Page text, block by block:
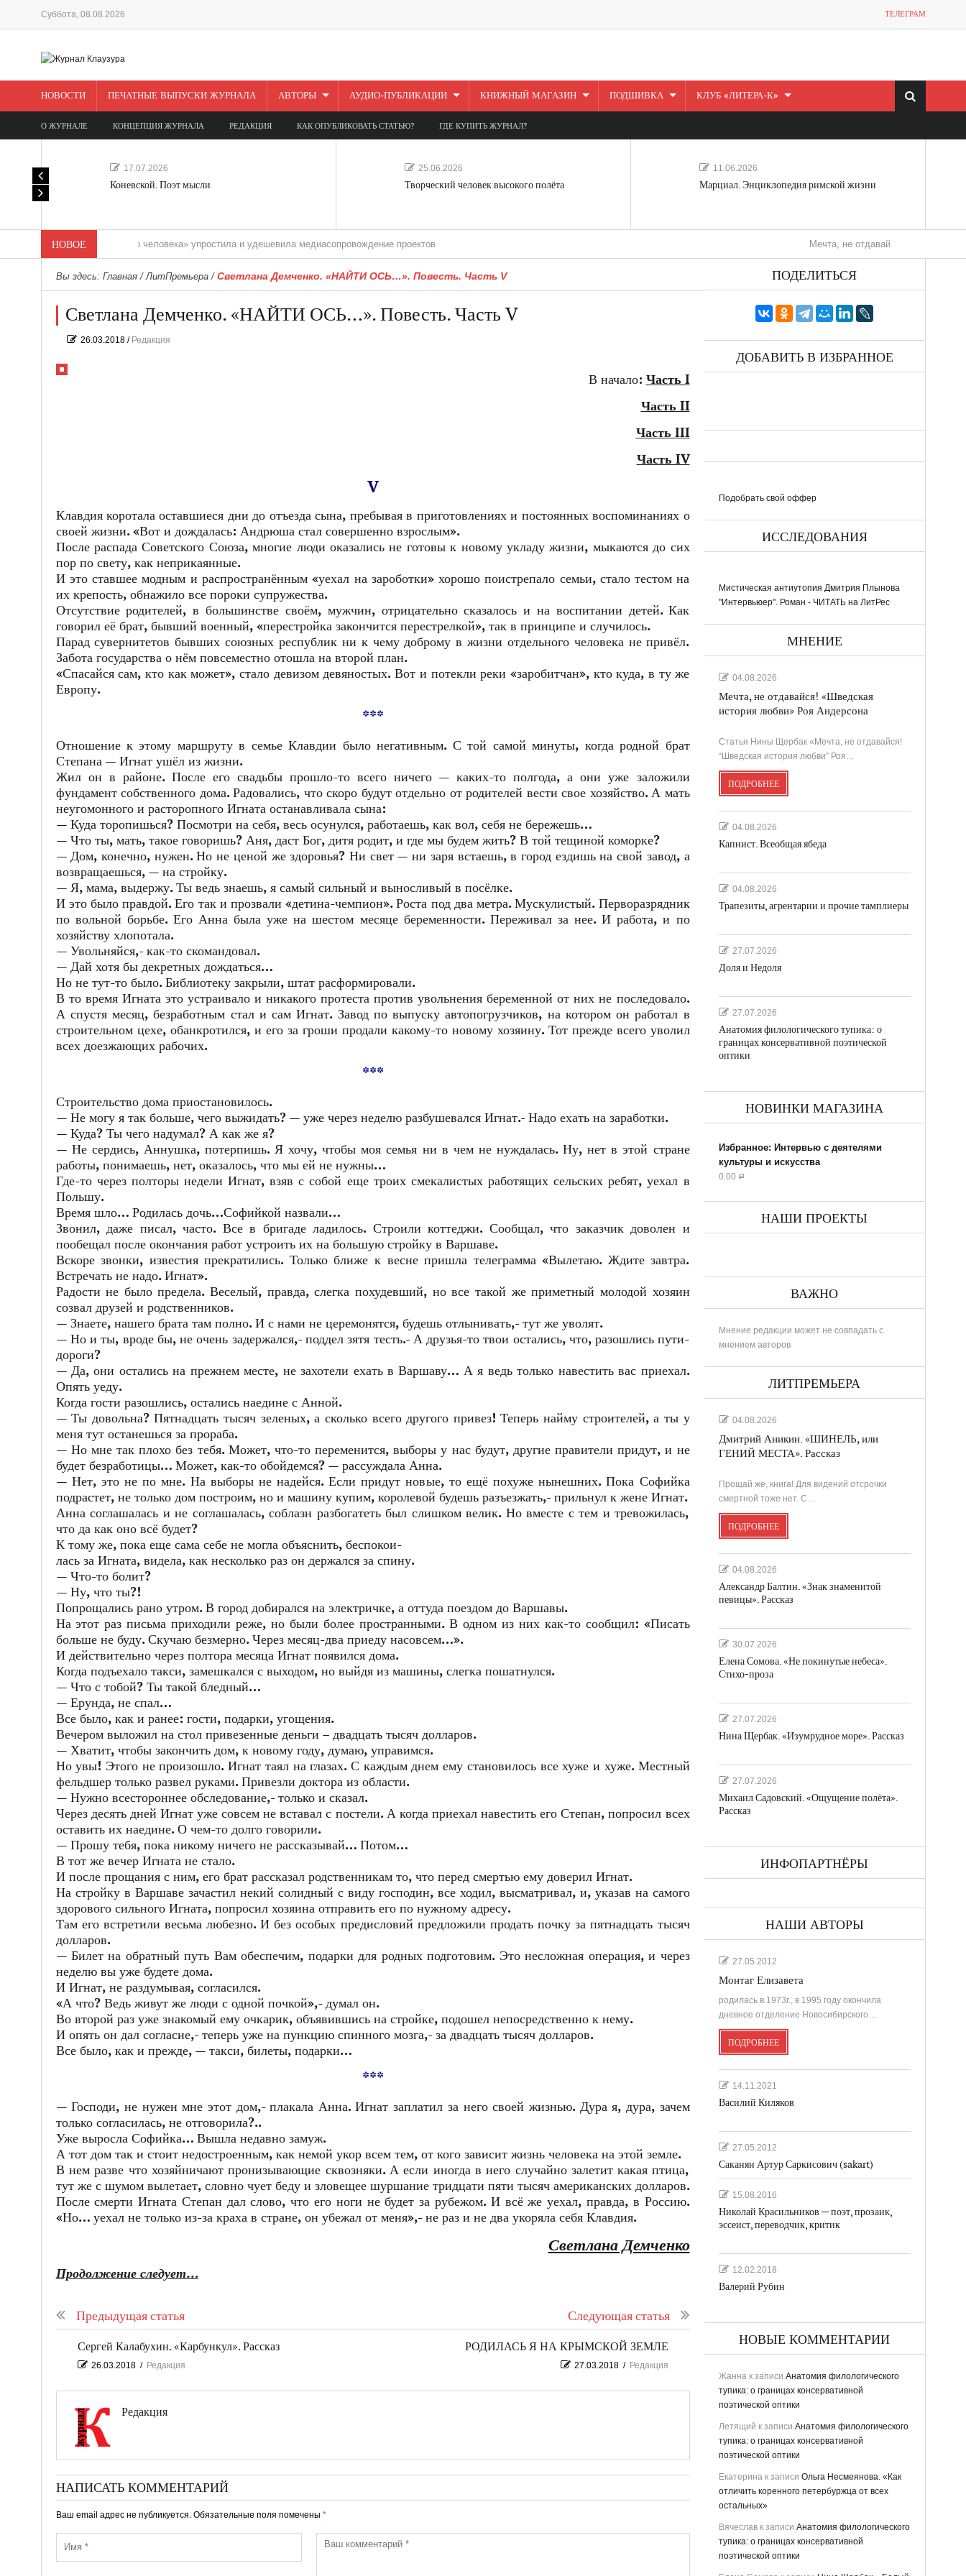
Суббота, 08.08.2026 ТЕЛЕГРАМ
НОВОСТИ ПЕЧАТНЫЕ ВЫПУСКИ ЖУРНАЛА АВТОРЫ АУДИО-ПУБЛИКАЦИИ КНИЖНЫЙ МАГАЗИН ПОДШИВКА КЛУБ «ЛИТЕРА-К»
О ЖУРНАЛЕ КОНЦЕПЦИЯ ЖУРНАЛА РЕДАКЦИЯ КАК ОПУБЛИКОВАТЬ СТАТЬЮ? ГДЕ КУПИТЬ ЖУРНАЛ?
17.07.2026
Коневской. Поэт мысли
25.06.2026
Творческий человек высокого полёта
11.06.2026
Марциал. Энциклопедия римской жизни
НОВОЕ
«Редакция одного человека» упростила и удешевила медиасопровождение проектов Мечта, не отдавайся! «Шведская история
Вы здесь: Главная/ ЛитПремьера/ Светлана Демченко. «НАЙТИ ОСЬ…». Повесть. Часть V
Светлана Демченко. «НАЙТИ ОСЬ…». Повесть. Часть V
26.03.2018/ Редакция
В начало: Часть I
Часть II
Часть III
Часть IV
V
Клавдия коротала оставшиеся дни до отъезда сына, пребывая в приготовлениях и постоянных воспоминаниях о
своей жизни. «Вот и дождалась: Андрюша стал совершенно взрослым».
После распада Советского Союза, многие люди оказались не готовы к новому укладу жизни, мыкаются до сих
пор по свету, как неприкаянные.
И это ставшее модным и распространённым «уехал на зароботки» хорошо поистрепало семьи, стало тестом на
их крепость, обнажило все пороки супружества.
Отсутствие родителей, в большинстве своём, мужчин, отрицательно сказалось и на воспитании детей. Как
говорил её брат, бывший военный, «перестройка закончится перестрелкой», так в принципе и случилось.
Парад сувернитетов бывших союзных республик ни к чему доброму в жизни отдельного человека не привёл.
Забота государства о нём повсеместно отошла на второй план.
«Спасайся сам, кто как может», стало девизом девяностых. Вот и потекли реки «заробитчан», кто куда, в ту же
Европу.
***
Отношение к этому маршруту в семье Клавдии было негативным. С той самой минуты, когда родной брат
Степана — Игнат ушёл из жизни.
Жил он в районе. После его свадьбы прошло-то всего ничего — каких-то полгода, а они уже заложили
фундамент собственного дома. Радовались, что скоро будут отдельно от родителей вести свое хозяйство. А мать
неугомонного и расторопного Игната останавливала сына:
— Куда торопишься? Посмотри на себя, весь осунулся, работаешь, как вол, себя не бережешь…
— Что ты, мать, такое говоришь? Аня, даст Бог, дитя родит, и где мы будем жить? В той тещиной коморке?
— Дом, конечно, нужен. Но не ценой же здоровья? Ни свет — ни заря встаешь, в город ездишь на свой завод, а
возвращаешься, — на стройку.
— Я, мама, выдержу. Ты ведь знаешь, я самый сильный и выносливый в посёлке.
И это было правдой. Его так и прозвали «детина-чемпион». Роста под два метра. Мускулистый. Перворазрядник
по вольной борьбе. Его Анна была уже на шестом месяце беременности. Переживал за нее. И работа, и по
хозяйству хлопотала.
— Увольняйся,- как-то скомандовал.
— Дай хотя бы декретных дождаться…
Но не тут-то было. Библиотеку закрыли, штат расформировали.
В то время Игната это устраивало и никакого протеста против увольнения беременной от них не последовало.
А спустя месяц, безработным стал и сам Игнат. Завод по выпуску автопогрузчиков, на котором он работал в
строительном цехе, обанкротился, и его за гроши продали какому-то новому хозяину. Тот прежде всего уволил
всех доезжающих рабочих.
***
Строительство дома приостановилось.
— Не могу я так больше, чего выжидать? — уже через неделю разбушевался Игнат.- Надо ехать на заработки.
— Куда? Ты чего надумал? А как же я?
— Не сердись, Аннушка, потерпишь. Я хочу, чтобы моя семья ни в чем не нуждалась. Ну, нет в этой стране
работы, понимаешь, нет, оказалось, что мы ей не нужны…
Где-то через полторы недели Игнат, взяв с собой еще троих смекалистых работящих сельских ребят, уехал в
Польшу.
Время шло… Родилась дочь…Софийкой назвали…
Звонил, даже писал, часто. Все в бригаде ладилось. Строили коттеджи. Сообщал, что заказчик доволен и
пообещал после окончания работ устроить их на большую стройку в Варшаве.
Вскоре звонки, известия прекратились. Только ближе к весне пришла телеграмма «Вылетаю. Ждите завтра.
Встречать не надо. Игнат».
Радости не было предела. Веселый, правда, слегка похудевший, но все такой же приметный молодой хозяин
созвал друзей и родственников.
— Знаете, нашего брата там полно. И с нами не церемонятся, будешь отлынивать,- тут же уволят.
— Но и ты, вроде бы, не очень задержался,- поддел зятя тесть.- А друзья-то твои остались, что, разошлись пути-
дороги?
— Да, они остались на прежнем месте, не захотели ехать в Варшаву… А я ведь только навестить вас приехал.
Опять уеду.
Когда гости разошлись, остались наедине с Анной.
— Ты довольна? Пятнадцать тысяч зеленых, а сколько всего другого привез! Теперь найму строителей, а ты у
меня тут останешься за прораба.
— Но мне так плохо без тебя. Может, что-то переменится, выборы у нас будут, другие правители придут, и не
будет безработицы… Может, как-то обойдемся? — рассуждала Анна.
— Нет, это не по мне. На выборы не надейся. Если придут новые, то ещё похуже нынешних. Пока Софийка
подрастет, не только дом построим, но и машину купим, королевой будешь разъезжать,- прильнул к жене Игнат.
Анна соглашалась и не соглашалась, соблазн разбогатеть был слишком велик. Но вместе с тем и тревожилась,
что да как оно всё будет?
К тому же, пока еще сама себе не могла объяснить, беспокои-
лась за Игната, видела, как несколько раз он держался за спину.
— Что-то болит?
— Ну, что ты?!
Попрощались рано утром. В город добирался на электричке, а оттуда поездом до Варшавы.
На этот раз письма приходили реже, но были более пространными. В одном из них как-то сообщил: «Писать
больше не буду. Скучаю безмерно. Через месяц-два приеду насовсем…».
И действительно через полтора месяца Игнат появился дома.
Когда подъехало такси, замешкался с выходом, но выйдя из машины, слегка пошатнулся.
— Что с тобой? Ты такой бледный…
— Ерунда, не спал…
Все было, как и ранее: гости, подарки, угощения.
Вечером выложил на стол привезенные деньги – двадцать тысяч долларов.
— Хватит, чтобы закончить дом, к новому году, думаю, управимся.
Но увы! Этого не произошло. Игнат таял на глазах. С каждым днем ему становилось все хуже и хуже. Местный
фельдшер только развел руками. Привезли доктора из области.
— Нужно всестороннее обследование,- только и сказал.
Через десять дней Игнат уже совсем не вставал с постели. А когда приехал навестить его Степан, попросил всех
оставить их наедине. О чем-то долго говорили.
— Прошу тебя, пока никому ничего не рассказывай… Потом…
В тот же вечер Игната не стало.
И после прощания с ним, его брат рассказал родственникам то, что перед смертью ему доверил Игнат.
На стройку в Варшаве зачастил некий солидный с виду господин, все ходил, высматривал, и, указав на самого
здорового сильного Игната, попросил хозяина отправить его по нужному адресу.
Там его встретили весьма любезно. И без особых предисловий предложили продать почку за пятнадцать тысяч
долларов.
— Билет на обратный путь Вам обеспечим, подарки для родных подготовим. Это несложная операция, и через
неделю вы уже будете дома.
И Игнат, не раздумывая, согласился.
«А что? Ведь живут же люди с одной почкой»,- думал он.
Во второй раз уже знакомый ему очкарик, объявившись на стройке, подошел непосредственно к нему.
И опять он дал согласие,- теперь уже на пункцию спинного мозга,- за двадцать тысяч долларов.
Все было, как и прежде, — такси, билеты, подарки…
***
— Господи, не нужен мне этот дом,- плакала Анна. Игнат заплатил за него своей жизнью. Дура я, дура, зачем
только согласилась, не отговорила?..
Уже выросла Софийка… Вышла недавно замуж.
А тот дом так и стоит недостроенным, как немой укор всем тем, от кого зависит жизнь человека на этой земле.
В нем разве что хозяйничают пронизывающие сквозняки. А если иногда в него случайно залетит какая птица,
тут же с шумом вылетает, словно чует беду и зловещее шуршание тридцати пяти тысяч американских долларов.
После смерти Игната Степан дал слово, что его ноги не будет за рубежом. И всё же уехал, правда, в Россию.
«Но… уехал не только из-за краха в стране, он убежал от меня»,- не раз и не два укоряла себя Клавдия.
Светлана Демченко
Продолжение следует…
Предыдущая статья Следующая статья
Сергей Калабухин. «Карбункул». Рассказ
26.03.2018 / Редакция
РОДИЛАСЬ Я НА КРЫМСКОЙ ЗЕМЛЕ
27.03.2018 / Редакция
Редакция
НАПИСАТЬ КОММЕНТАРИЙ
Ваш email адрес не публикуется. Обязательные поля помечены *
ПОДЕЛИТЬСЯ
ДОБАВИТЬ В ИЗБРАННОЕ
Подобрать свой оффер
ИССЛЕДОВАНИЯ
Мистическая антиутопия Дмитрия Плынова
"Интервьюер". Роман - ЧИТАТЬ на ЛитРес
МНЕНИЕ
04.08.2026
Мечта, не отдавайся! «Шведская
история любви» Роя Андерсона
Статья Нины Щербак «Мечта, не отдавайся!
“Шведская история любви” Роя…
ПОДРОБНЕЕ
04.08.2026
Капнист. Всеобщая ябеда
04.08.2026
Трапезиты, агрентарии и прочие тамплиеры
27.07.2026
Доля и Недоля
27.07.2026
Анатомия филологического тупика: о
границах консервативной поэтической
оптики
НОВИНКИ МАГАЗИНА
Избранное: Интервью с деятелями
культуры и искусства
0.00 Р
НАШИ ПРОЕКТЫ
ВАЖНО
Мнение редакции может не совпадать с
мнением авторов
ЛИТПРЕМЬЕРА
04.08.2026
Дмитрий Аникин. «ШИНЕЛЬ, или
ГЕНИЙ МЕСТА». Рассказ
Прощай же, книга! Для видений отсрочки
смертной тоже нет. С…
ПОДРОБНЕЕ
04.08.2026
Александр Балтин. «Знак знаменитой
певицы». Рассказ
30.07.2026
Елена Сомова. «Не покинутые небеса».
Стихо-проза
27.07.2026
Нина Щербак. «Изумрудное море». Рассказ
27.07.2026
Михаил Садовский. «Ощущение полёта».
Рассказ
ИНФОПАРТНЁРЫ
НАШИ АВТОРЫ
27.05.2012
Монтаг Елизавета
родилась в 1973г., в 1995 году окончила
дневное отделение Новосибирского…
ПОДРОБНЕЕ
14.11.2021
Василий Киляков
27.05.2012
Саканян Артур Саркисович (sakart)
15.08.2016
Николай Красильников — поэт, прозаик,
эссеист, переводчик, критик
12.02.2018
Валерий Рубин
НОВЫЕ КОММЕНТАРИИ
Жаннак записи Анатомия филологического
тупика: о границах консервативной
поэтической оптики
Летящий к записи Анатомия филологического
тупика: о границах консервативной
поэтической оптики
Екатеринак записи Ольга Несмеянова. «Как
отличить коренного петербуржца от всех
остальных»
Вячеславк записи Анатомия филологического
тупика: о границах консервативной
поэтической оптики